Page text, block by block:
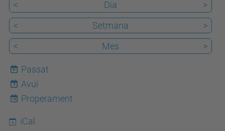
< Dia
>
<
Setmana
>
<
Mes >
Passat
9
Avui
Properament
iCal